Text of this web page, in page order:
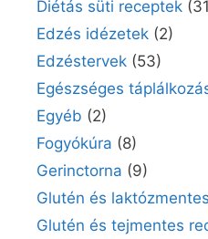
Diétás süti receptek
Edzés idézetek (2)
Edzéstervek (53)
Egészséges
Egyéb (2)
Fogyókúra (8)
Gerinctorna (9)
Glutén és
Glutén és tejmentes